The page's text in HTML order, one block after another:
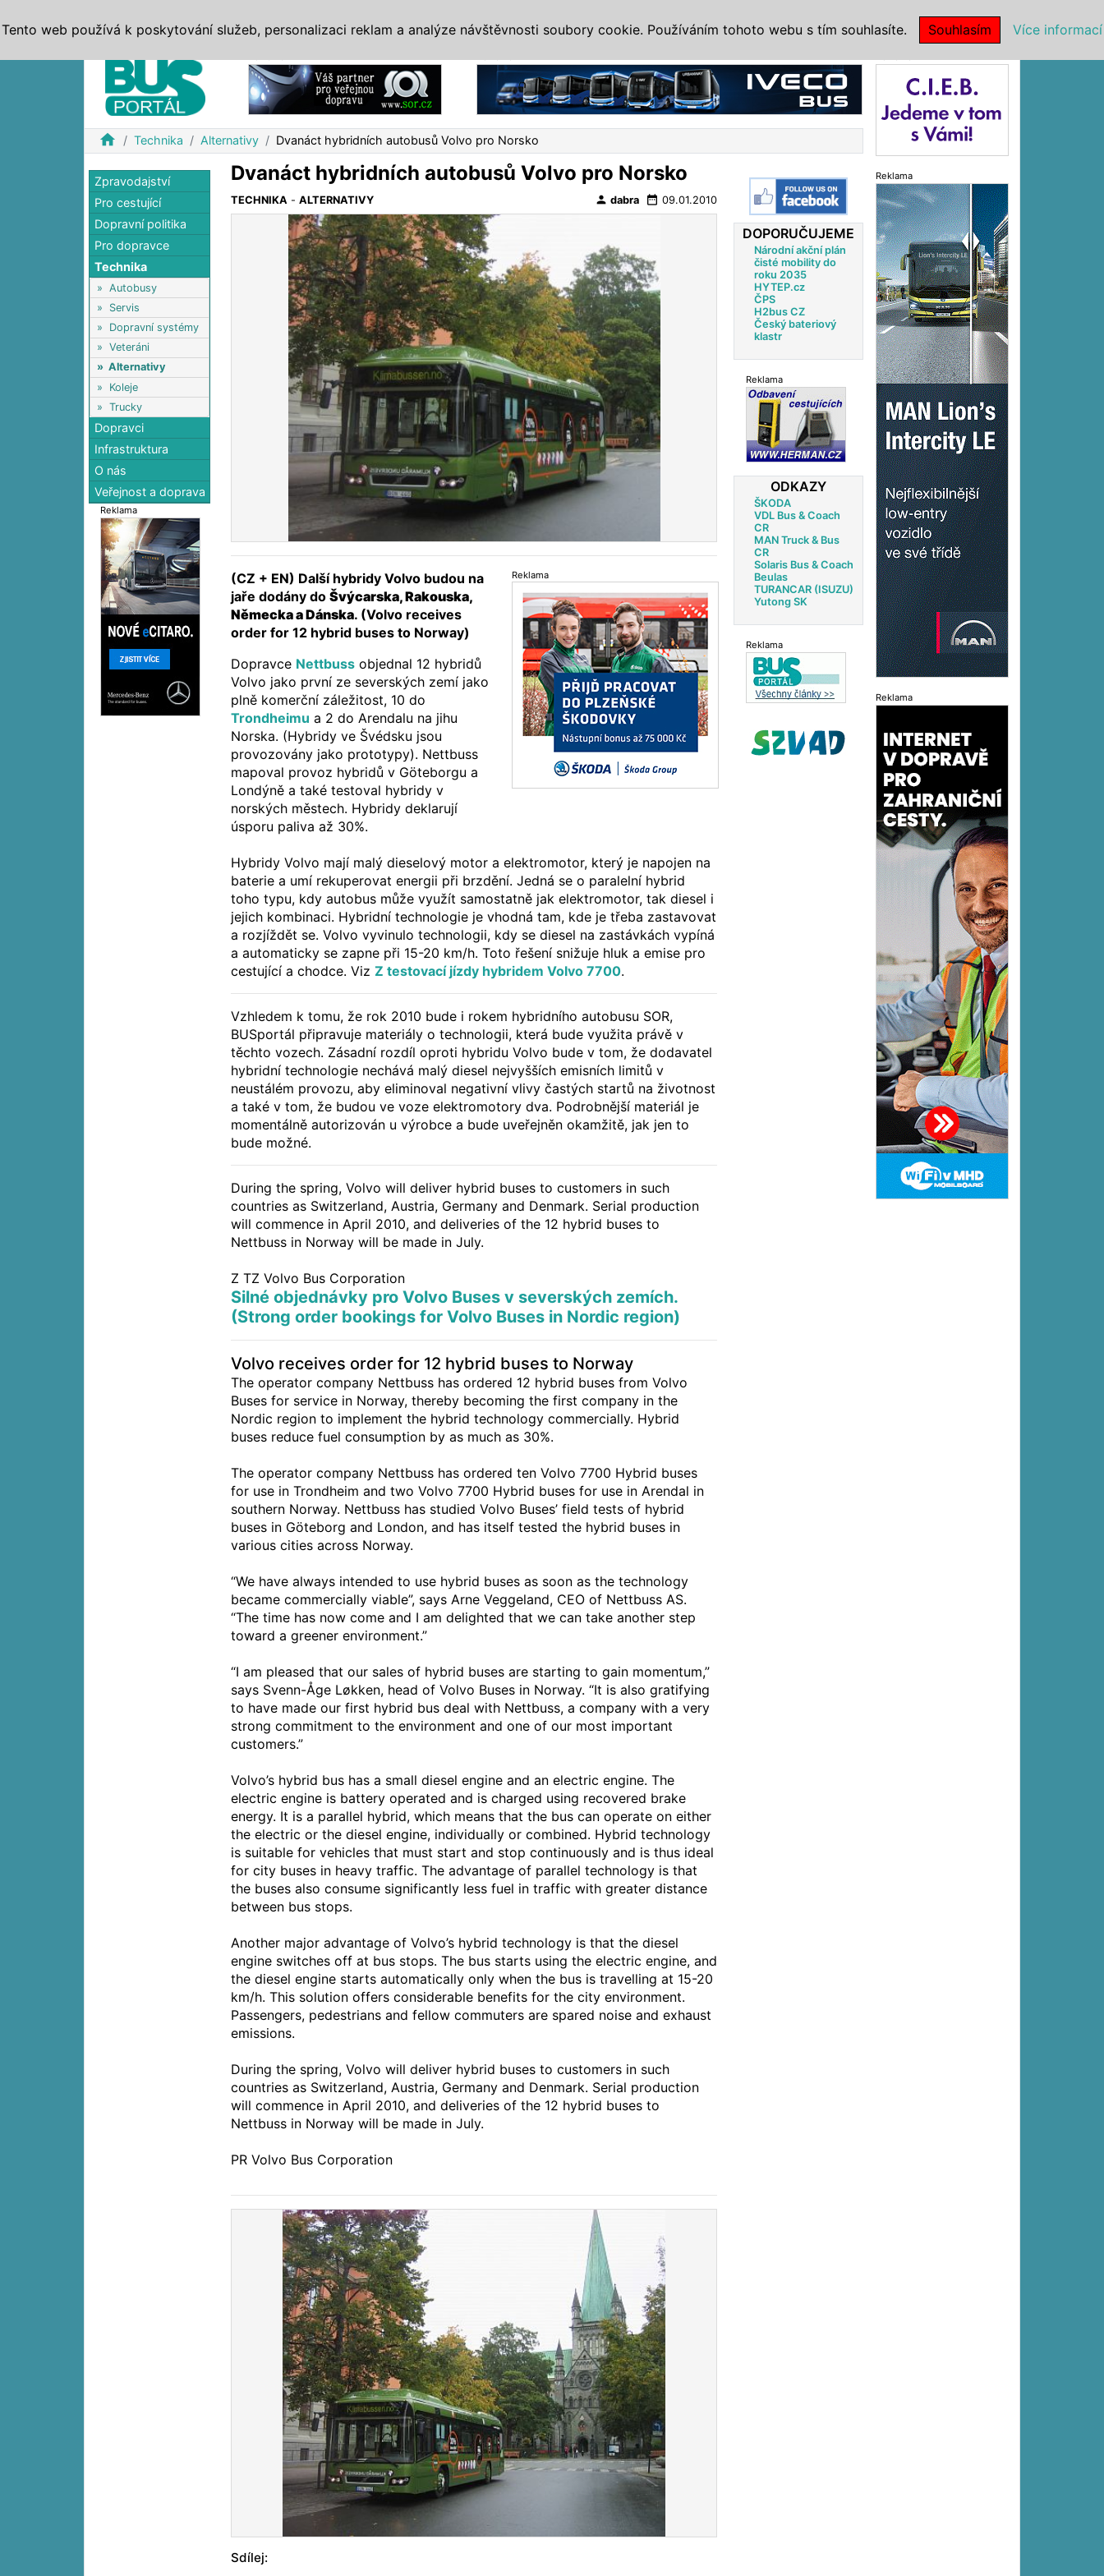
home Technika Alternativy Dvanáct hybridních autobusů Volvo pro Norsko
Zpravodajství
Pro cestující
Dopravní politika
Pro dopravce
Technika
» Autobusy
» Servis
» Dopravní systémy
» Veteráni
» Alternativy
» Koleje
» Trucky
Dopravci
Infrastruktura
O nás
Veřejnost a doprava
Reklama
Dvanáct hybridních autobusů Volvo pro Norsko
TECHNIKA -ALTERNATIVY person dabra date_range 09.01.2010
Reklama
(CZ + EN) Další hybridy Volvo budou na
jaře dodány doŠvýcarska, Rakouska,
Německa a Dánska. (Volvo receives
order for 12 hybrid buses to Norway)
Dopravce Nettbuss objednal 12 hybridů
Volvo jako první ze severských zemí jako
plně komerční záležitost, 10 do
Trondheimu a 2 do Arendalu na jihu
Norska. (Hybridy ve Švédsku jsou
provozovány jako prototypy). Nettbuss
mapoval provoz hybridů v Göteborgu a
Londýně a také testoval hybridy v
norských městech. Hybridy deklarují
úsporu paliva až 30%.
Hybridy Volvo mají malý dieselový motor a elektromotor, který je napojen na
baterie a umí rekuperovat energii při brzdění. Jedná se o paralelní hybrid
toho typu, kdy autobus může využít samostatně jak elektromotor, tak diesel i
jejich kombinaci. Hybridní technologie je vhodná tam, kde je třeba zastavovat
a rozjíždět se. Volvo vyvinulo technologii, kdy se diesel na zastávkách vypíná
a automaticky se zapne při 15-20 km/h. Toto řešení snižuje hluk a emise pro
cestující a chodce. VizZ testovací jízdy hybridem Volvo 7700.
Vzhledem k tomu, že rok 2010 bude i rokem hybridního autobusu SOR,
BUSportál připravuje materiály o technologii, která bude využita právě v
těchto vozech. Zásadní rozdíl oproti hybridu Volvo bude v tom, že dodavatel
hybridní technologie nechává malý diesel nejvyšších emisních limitů v
neustálém provozu, aby eliminoval negativní vlivy častých startů na životnost
a také v tom, že budou ve voze elektromotory dva. Podrobnější materiál je
momentálně autorizován u výrobce a bude uveřejněn okamžitě, jak jen to
bude možné.
During the spring, Volvo will deliver hybrid buses to customers in such
countries as Switzerland, Austria, Germany and Denmark. Serial production
will commence in April 2010, and deliveries of the 12 hybrid buses to
Nettbuss in Norway will be made in July.
Z TZ Volvo Bus Corporation
Silné objednávky pro Volvo Buses v severských zemích.
(Strong order bookings for Volvo Buses in Nordic region)
Volvo receives order for 12 hybrid buses to Norway
The operator company Nettbuss has ordered 12 hybrid buses from Volvo
Buses for service in Norway, thereby becoming the first company in the
Nordic region to implement the hybrid technology commercially. Hybrid
buses reduce fuel consumption by as much as 30%.
The operator company Nettbuss has ordered ten Volvo 7700 Hybrid buses
for use in Trondheim and two Volvo 7700 Hybrid buses for use in Arendal in
southern Norway. Nettbuss has studied Volvo Buses’ field tests of hybrid
buses in Göteborg and London, and has itself tested the hybrid buses in
various cities across Norway.
“We have always intended to use hybrid buses as soon as the technology
became commercially viable”, says Arne Veggeland, CEO of Nettbuss AS.
“The time has now come and I am delighted that we can take another step
toward a greener environment.”
“I am pleased that our sales of hybrid buses are starting to gain momentum,”
says Svenn-Åge Løkken, head of Volvo Buses in Norway. “It is also gratifying
to have made our first hybrid bus deal with Nettbuss, a company with a very
strong commitment to the environment and one of our most important
customers.”
Volvo’s hybrid bus has a small diesel engine and an electric engine. The
electric engine is battery operated and is charged using recovered brake
energy. It is a parallel hybrid, which means that the bus can operate on either
the electric or the diesel engine, individually or combined. Hybrid technology
is suitable for vehicles that must start and stop continuously and is thus ideal
for city buses in heavy traffic. The advantage of parallel technology is that
the buses also consume significantly less fuel in traffic with greater distance
between bus stops.
Another major advantage of Volvo’s hybrid technology is that the diesel
engine switches off at bus stops. The bus starts using the electric engine, and
the diesel engine starts automatically only when the bus is travelling at 15-20
km/h. This solution offers considerable benefits for the city environment.
Passengers, pedestrians and fellow commuters are spared noise and exhaust
emissions.
During the spring, Volvo will deliver hybrid buses to customers in such
countries as Switzerland, Austria, Germany and Denmark. Serial production
will commence in April 2010, and deliveries of the 12 hybrid buses to
Nettbuss in Norway will be made in July.
PR Volvo Bus Corporation
Sdílej:
DOPORUČUJEME
Národní akční plán
čisté mobility do
roku 2035
HYTEP.cz
ČPS
H2bus CZ
Český bateriový
klastr
Reklama
ODKAZY
ŠKODA
VDL Bus & Coach
CR
MAN Truck & Bus
CR
Solaris Bus & Coach
Beulas
TURANCAR (ISUZU)
Yutong SK
Reklama
Reklama
Reklama
Tento web používá k poskytování služeb, personalizaci reklam a analýze návštěvnosti soubory cookie. Používáním tohoto webu s tím souhlasíte. Souhlasím Více informací